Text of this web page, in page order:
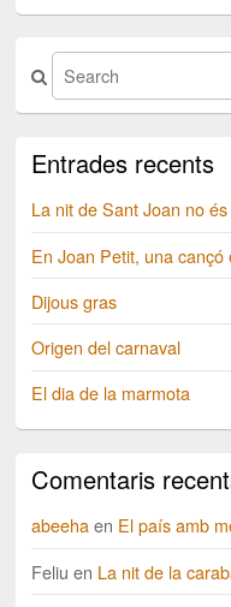
Entrades recents
La nit de Sant Joan no
En Joan Petit, una cançó
Dijous gras
Origen del carnaval
El dia de la marmota
Comentaris
abeehaen El país amb
Feliu en La nit de la